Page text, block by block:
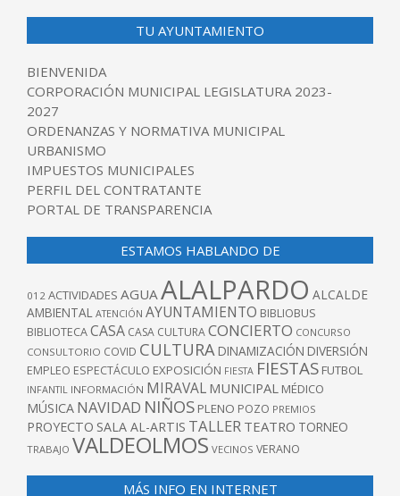
TU AYUNTAMIENTO
BIENVENIDA
CORPORACIÓN MUNICIPAL LEGISLATURA 2023-
2027
ORDENANZAS Y NORMATIVA MUNICIPAL
URBANISMO
IMPUESTOS MUNICIPALES
PERFIL DEL CONTRATANTE
PORTAL DE TRANSPARENCIA
ESTAMOS HABLANDO DE
012 ACTIVIDADES AGUAALALPARDO ALCALDE
AMBIENTAL ATENCIÓN AYUNTAMIENTO BIBLIOBUS
BIBLIOTECACASA CASA CULTURACONCIERTO CONCURSO
CONSULTORIO COVID CULTURA DINAMIZACIÓN DIVERSIÓN
EMPLEO ESPECTÁCULO EXPOSICIÓN FIESTA FIESTAS FUTBOL
INFANTIL INFORMACIÓN MIRAVAL MUNICIPAL MÉDICO
MÚSICA NAVIDAD NIÑOS PLENO POZO PREMIOS
PROYECTO SALA AL-ARTIS TALLER TEATRO TORNEO
TRABAJO VALDEOLMOS VECINOS VERANO
MÁS INFO EN INTERNET